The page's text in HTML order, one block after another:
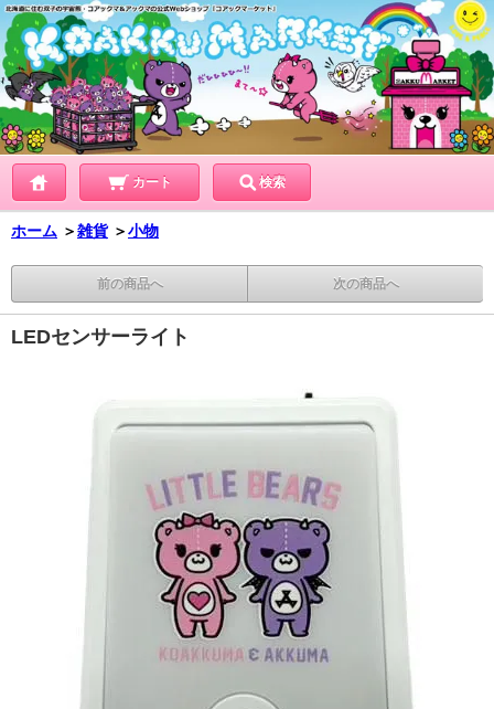
カート 検索
ホーム ＞雑貨 ＞小物
前の商品へ 次の商品へ
LEDセンサーライト